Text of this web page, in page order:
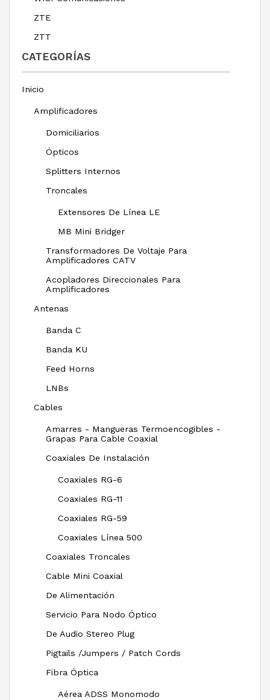
ZTE
ZTT
CATEGORÍAS
Inicio
Amplificadores
Domiciliarios
Ópticos
Splitters Internos
Troncales
Extensores De Línea LE
MB Mini Bridger
Transformadores De Voltaje Para
Amplificadores CATV
Acopladores Direccionales Para
Amplificadores
Antenas
Banda C
Banda KU
Feed Horns
LNBs
Cables
Amarres - Mangueras Termoencogibles -
Grapas Para Cable Coaxial
Coaxiales De Instalación
Coaxiales RG-6
Coaxiales RG-11
Coaxiales RG-59
Coaxiales Línea 500
Coaxiales Troncales
Cable Mini Coaxial
De Alimentación
Servicio Para Nodo Óptico
De Audio Stereo Plug
Pigtails /Jumpers / Patch Cords
Fibra Óptica
Aérea ADSS Monomodo